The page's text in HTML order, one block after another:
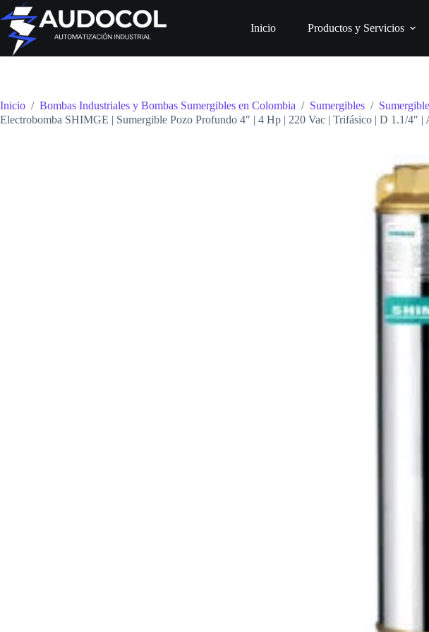
Saltar
al
contenido
Inicio Productos y Servicios
Inicio / Bombas Industriales y Bombas Sumergibles en Colombia / Sumergibles /
Electrobomba SHIMGE | Sumergible Pozo Profundo 4″ | 4 Hp | 220 Vac | Trifásico | D 1.1/4″